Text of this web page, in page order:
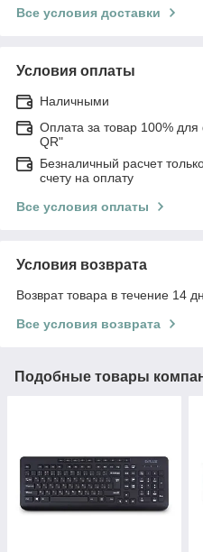
Все условия доставки
Условия оплаты
Наличными
Оплата за товар 100%
QR"
Безналичный расчет
счету на оплату
Все условия оплаты
Условия возврата
Возврат товара в течение 14
Все условия возврата
Подобные товары